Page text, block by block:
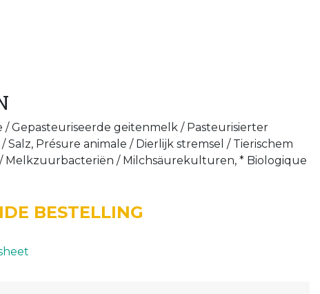
/ Gepasteuriseerde geitenmelk / Pasteurisierter
Salz, Présure animale / Dierlijk stremsel / Tierischem
Melkzuurbacteriën / Milchsäurekulturen, * Biologique
BESTELLING